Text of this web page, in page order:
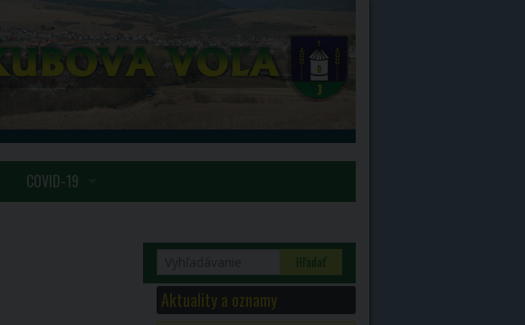
COVID-19
Nariadenia 27.3.2020
Aktuality a oznamy